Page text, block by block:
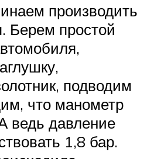
производить
Берем простой
подводим
что манометр
ведь давление
1,8 бар.